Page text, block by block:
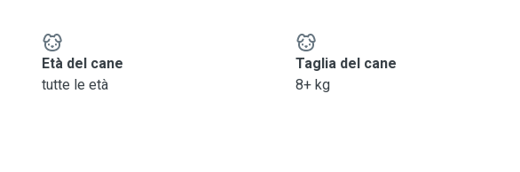
Età del cane
tutte le età
Taglia del cane
8+ kg